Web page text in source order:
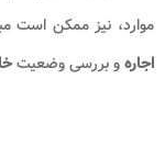
موارد، نیز ممکن است
اجارهو بررسی وضعیت